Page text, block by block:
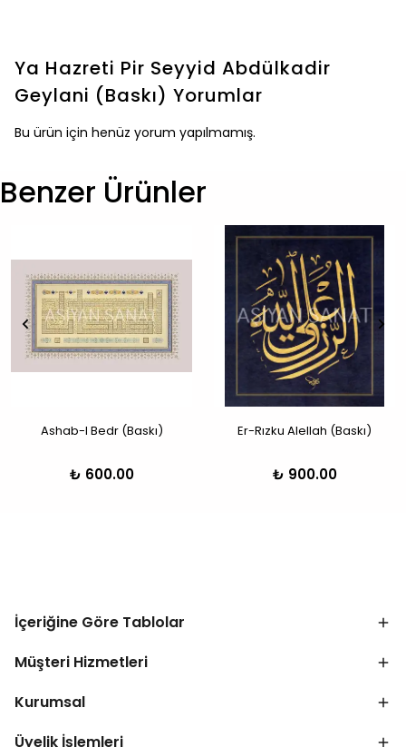
Ya Hazreti Pir Seyyid Abdülkadir
Geylani (Baskı) Yorumlar
Bu ürün için henüz yorum yapılmamış.
Benzer Ürünler
Ashab-I Bedr (Baskı)
₺ 600.00
Er-Rızku Alellah (Baskı)
₺ 900.00
İçeriğine Göre Tablolar
Müşteri Hizmetleri
Kurumsal
Üyelik İşlemleri